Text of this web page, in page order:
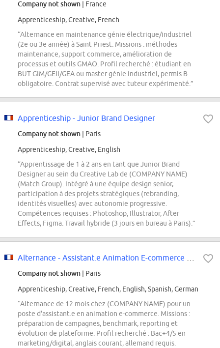
Company not shown | France
Apprenticeship, Creative, French
“Alternance en maintenance génie électrique/industriel
(2e ou 3e année) à Saint Priest. Missions : méthodes
maintenance, support commerce, amélioration de
processus et outils GMAO. Profil recherché : étudiant en
BUT GIM/GEII/GEA ou master génie industriel, permis B
obligatoire. Contrat supervisé avec tuteur expérimenté.”
Apprenticeship - Junior Brand Designer
Company not shown | Paris
Apprenticeship, Creative, English
“Apprentissage de 1 à 2 ans en tant que Junior Brand
Designer au sein du Creative Lab de (COMPANY NAME)
(Match Group). Intégré à une équipe design senior,
participation à des projets stratégiques (rebranding,
identités visuelles) avec autonomie progressive.
Compétences requises : Photoshop, Illustrator, After
Effects, Figma. Travail hybride (3 jours en bureau à Paris).”
Company not shown | Paris
Apprenticeship, Creative, French, English, Spanish, German
“Alternance de 12 mois chez (COMPANY NAME) pour un
poste d'assistant.e en animation e-commerce. Missions :
préparation de campagnes, benchmark, reporting et
évolution de plateforme. Profil recherché : Bac+4/5 en
marketing/digital, anglais courant, allemand requis.